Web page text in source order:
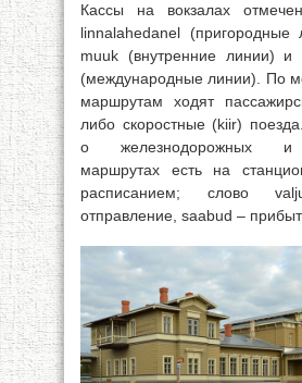
Кассы на вокзалах
linnalahedanel (пригородные
muuk (внутренние линии) и
(международные линии). По
маршрутам ходят
либо скоростные (kiir)
о железнодорожных и
маршрутах есть на
расписанием; слово
отправление, saabud –